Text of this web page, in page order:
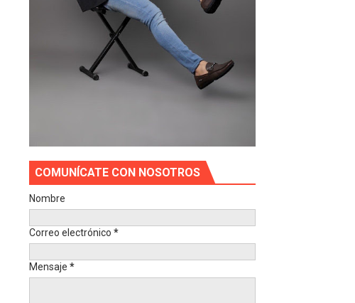
COMUNÍCATE CON NOSOTROS
Nombre
Correo electrónico *
Mensaje *